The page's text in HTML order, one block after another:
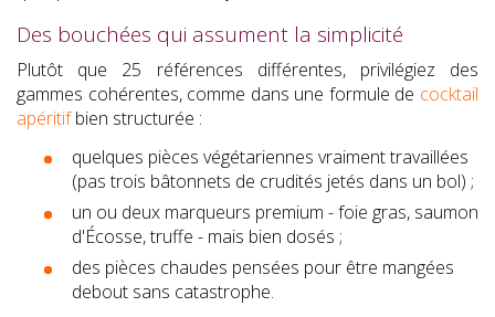
Des bouchées qui assument la simplicité
Plutôt que 25 références différentes, privilégiez des
gammes cohérentes, comme dans une formule de cocktail
apéritifbien structurée :
quelques pièces végétariennes vraiment travaillées
(pas trois bâtonnets de crudités jetés dans un bol) ;
un ou deux marqueurs premium - foie gras, saumon
d'Écosse, truffe - mais bien dosés ;
des pièces chaudes pensées pour être mangées
debout sans catastrophe.